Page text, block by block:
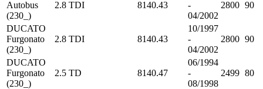
Autobus
(230_)
2.8 TDI 8140.43
-
04/2002
2800 90
DUCATO
Furgonato
(230_)
2.8 TDI 8140.43
10/1997
-
04/2002
2800 90
DUCATO
Furgonato
(230_)
2.5 TD 8140.47
06/1994
-
08/1998
2499 80